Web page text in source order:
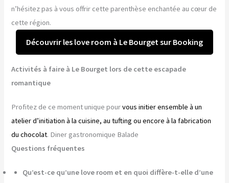
n’hésitez pas à vous offrir cette parenthèse enchantée au cœur de
cette région.
Découvrir les love room à Le Bourget sur Booking
Activités à faire à Le Bourget lors de cette escapade
romantique
Profitez de ce moment unique pourvous initier ensemble à un
atelier d’initiation à la cuisine, au tufting ou encore à la fabrication
du chocolat. Diner gastronomique Balade
Questions fréquentes
Qu’est-ce qu’une love room et en quoi diffère-t-elle d’une